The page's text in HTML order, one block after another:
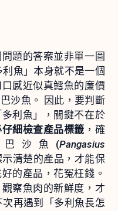
題的答案並非單一圖
魚」本身就不是一個
感近似真鱈魚的廉價
沙魚。 因此，要判斷
利魚」，關鍵不在於
細檢查產品標籤 ，確
沙魚(Pangasius
清楚的產品，才能保
的產品，花冤枉錢。
察魚肉的新鮮度，才
再遇到「多利魚長怎